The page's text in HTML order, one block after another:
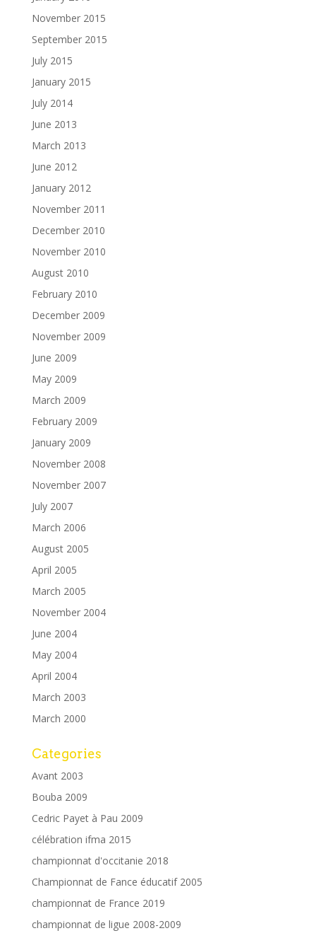
November 2015
September 2015
July 2015
January 2015
July 2014
June 2013
March 2013
June 2012
January 2012
November 2011
December 2010
November 2010
August 2010
February 2010
December 2009
November 2009
June 2009
May 2009
March 2009
February 2009
January 2009
November 2008
November 2007
July 2007
March 2006
August 2005
April 2005
March 2005
November 2004
June 2004
May 2004
April 2004
March 2003
March 2000
Categories
Avant 2003
Bouba 2009
Cedric Payet à Pau 2009
célébration ifma 2015
championnat d'occitanie 2018
Championnat de Fance éducatif 2005
championnat de France 2019
championnat de ligue 2008-2009